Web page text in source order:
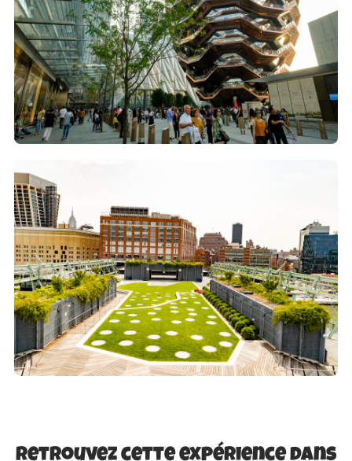
Retrouvez cette expérience dans